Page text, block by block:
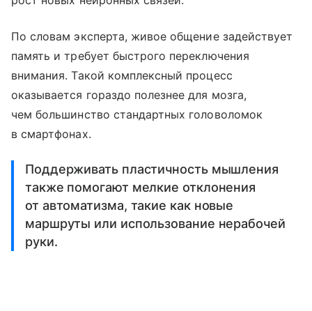
По словам эксперта, живое общение задействует
память и требует быстрого переключения
внимания. Такой комплексный процесс
оказывается гораздо полезнее для мозга,
чем большинство стандартных головоломок
в смартфонах.
Поддерживать пластичность мышления
также помогают мелкие отклонения
от автоматизма, такие как новые
маршруты или использование нерабочей
руки.